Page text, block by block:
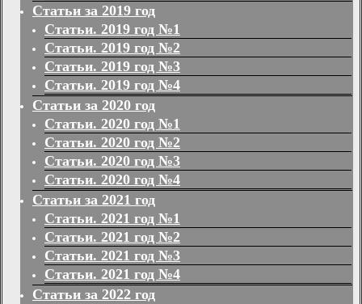
Статьи за 2019 год
Статьи. 2019 год №1
Статьи. 2019 год №2
Статьи. 2019 год №3
Статьи. 2019 год №4
Статьи за 2020 год
Статьи. 2020 год №1
Статьи. 2020 год №2
Статьи. 2020 год №3
Статьи. 2020 год №4
Статьи за 2021 год
Статьи. 2021 год №1
Статьи. 2021 год №2
Статьи. 2021 год №3
Статьи. 2021 год №4
Статьи за 2022 год